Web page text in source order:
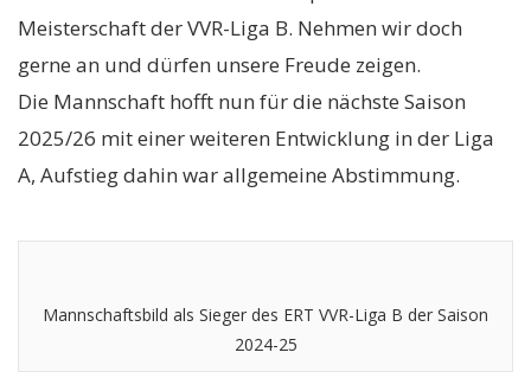
Meisterschaft der VVR-Liga B. Nehmen wir doch
gerne an und dürfen unsere Freude zeigen.
Die Mannschaft hofft nun für die nächste Saison
2025/26 mit einer weiteren Entwicklung in der Liga
A, Aufstieg dahin war allgemeine Abstimmung.
Mannschaftsbild als Sieger des ERT VVR-Liga B der Saison
2024-25